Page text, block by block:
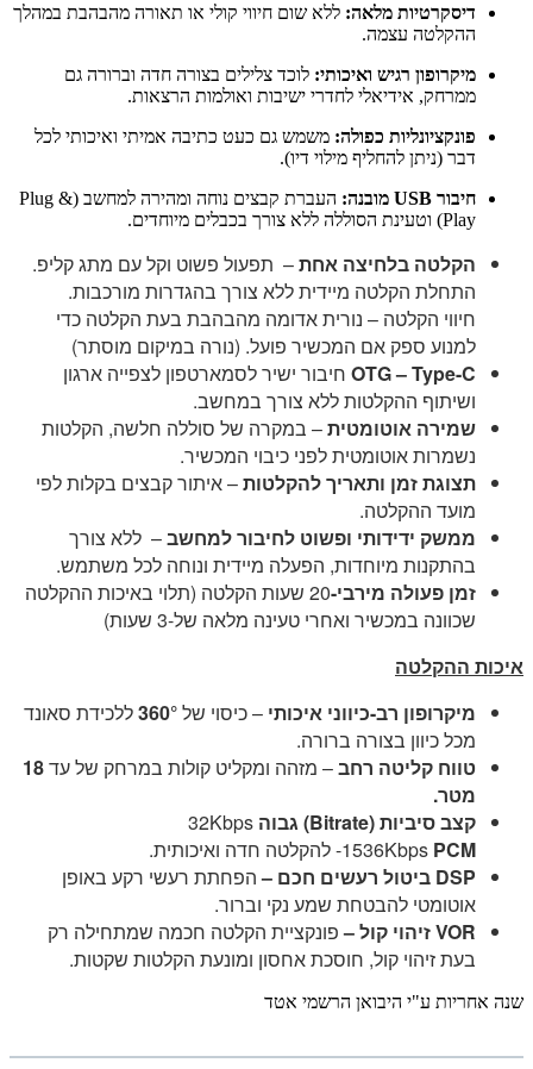
דיסקרטיות מלאה: ללא שום חיווי קולי או תאורה מהבהבת במהלך
ההקלטה עצמה.
מיקרופון רגיש ואיכותי: לוכד צלילים בצורה חדה וברורה גם
ממרחק, אידיאלי לחדרי ישיבות ואולמות הרצאות.
פונקציונליות כפולה: משמש גם כעט כתיבה אמיתי ואיכותי לכל
דבר (ניתן להחליף מילוי דיו).
חיבור USB מובנה:
העברת קבצים נוחה ומהירה למחשב (Plug &
Play) וטעינת הסוללה ללא צורך בכבלים מיוחדים.
הקלטה בלחיצה אחת– תפעול פשוט וקל עם מתג קליפ.
התחלת הקלטה מיידית ללא צורך בהגדרות מורכבות.
חיווי הקלטה – נורית אדומה מהבהבת בעת הקלטה כדי
למנוע ספק אם המכשיר פועל. (נורה במיקום מוסתר)
OTG – Type-C חיבור ישיר לסמארטפון לצפייה ארגון
ושיתוף ההקלטות ללא צורך במחשב.
שמירה אוטומטית– במקרה של סוללה חלשה, הקלטות
נשמרות אוטומטית לפני כיבוי המכשיר.
תצוגת זמן ותאריך להקלטות– איתור קבצים בקלות לפי
מועד ההקלטה.
ממשק ידידותי ופשוט לחיבור למחשב– ללא צורך
בהתקנות מיוחדות, הפעלה מיידית ונוחה לכל משתמש.
זמן פעולה מירבי-
20 שעות הקלטה (תלוי באיכות ההקלטה
שכוונה במכשיר ואחרי טעינה מלאה של-3 שעות)
איכות ההקלטה
מיקרופון רב-כיווני איכותי – כיסוי של360°ללכידת סאונד
מכל כיוון בצורה ברורה.
טווח קליטה רחב– מזהה ומקליט קולות במרחק של עד18
מטר.
קצב סיביות(Bitrate) גבוה
32Kbps
-1536Kbps PCM
להקלטה חדה ואיכותית.
DSP ביטול רעשים חכם
–הפחתת רעשי רקע באופן
אוטומטי להבטחת שמע נקי וברור.
VORזיהוי קול –פונקציית הקלטה חכמה שמתחילה רק
בעת זיהוי קול, חוסכת אחסון ומונעת הקלטות שקטות.
שנה אחריות ע"י היבואן הרשמי אטד